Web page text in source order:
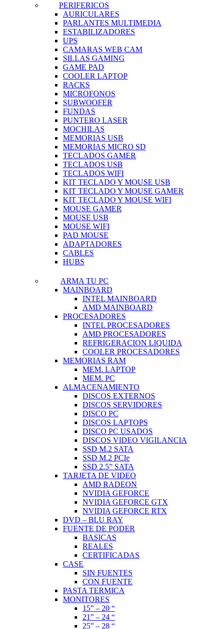
PERIFERICOS
AURICULARES
PARLANTES MULTIMEDIA
ESTABILIZADORES
UPS
CAMARAS WEB CAM
SILLAS GAMING
GAME PAD
COOLER LAPTOP
RACKS
MICROFONOS
SUBWOOFER
FUNDAS
PUNTERO LASER
MOCHILAS
MEMORIAS USB
MEMORIAS MICRO SD
TECLADOS GAMER
TECLADOS USB
TECLADOS WIFI
KIT TECLADO Y MOUSE USB
KIT TECLADO Y MOUSE GAMER
KIT TECLADO Y MOUSE WIFI
MOUSE GAMER
MOUSE USB
MOUSE WIFI
PAD MOUSE
ADAPTADORES
CABLES
HUBS
ARMA TU PC
MAINBOARD
INTEL MAINBOARD
AMD MAINBOARD
PROCESADORES
INTEL PROCESADORES
AMD PROCESADORES
REFRIGERACION LIQUIDA
COOLER PROCESADORES
MEMORIAS RAM
MEM. LAPTOP
MEM. PC
ALMACENAMIENTO
DISCOS EXTERNOS
DISCOS SERVIDORES
DISCO PC
DISCOS LAPTOPS
DISCO PC USADOS
DISCOS VIDEO VIGILANCIA
SSD M.2 SATA
SSD M.2 PCIe
SSD 2.5” SATA
TARJETA DE VIDEO
AMD RADEON
NVIDIA GEFORCE
NVIDIA GEFORCE GTX
NVIDIA GEFORCE RTX
DVD – BLU RAY
FUENTE DE PODER
BASICAS
REALES
CERTIFICADAS
CASE
SIN FUENTES
CON FUENTE
PASTA TERMICA
MONITORES
15” – 20 “
21” – 24 “
25” – 28 “